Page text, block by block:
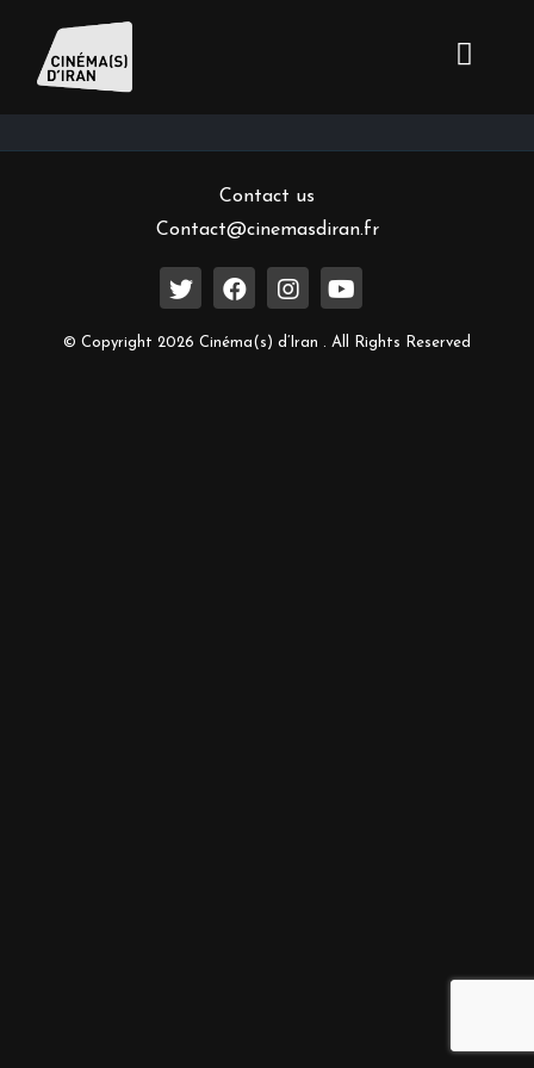
Inscrivez-vous à notre newsletter
Contact us
Contact@cinemasdiran.fr
© Copyright 2026 Cinéma(s) d’Iran . All Rights Reserved